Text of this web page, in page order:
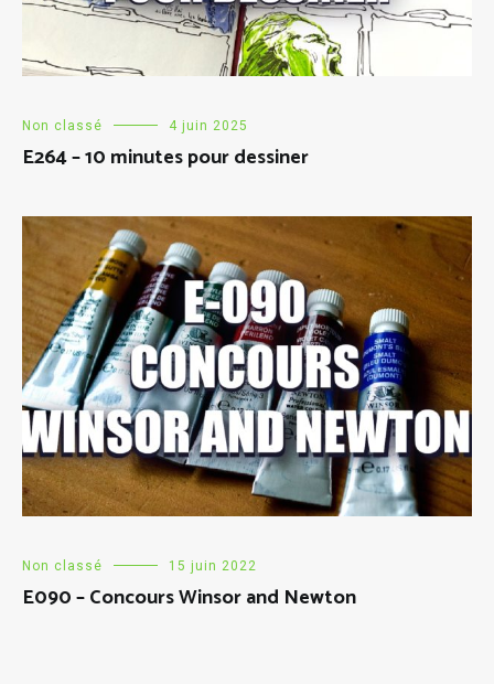
Non classé 4 juin 2025
E264 – 10 minutes pour dessiner
Non classé 15 juin 2022
E090 – Concours Winsor and Newton